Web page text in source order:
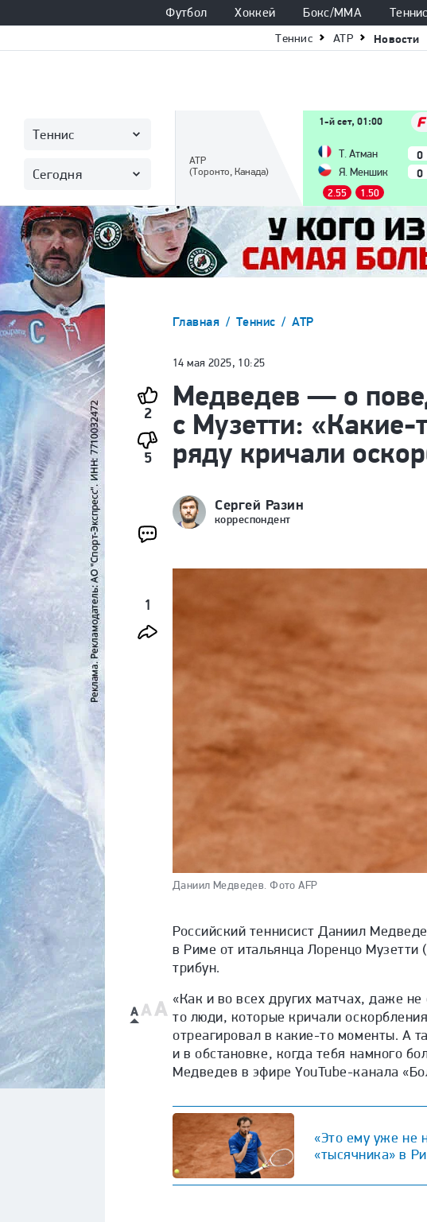
Футбол Хоккей Бокс/ММА Теннис
Теннис ATP Новости
Теннис
Сегодня
ATP
(Торонто, Канада)
1-й сет, 01:00
Т. Атман
Я. Меншик
0
0
2.55
1.50
Главная Теннис ATP
2
5
1
14 мая 2025, 10:25
Медведев — о
с Музетти:
ряду кричали
Сергей Разин
корреспондент
Даниил Медведев. Фото AFP
Российский теннисист Даниил
в Риме от итальянца Лоренцо Музетти
трибун.
«Как и во всех других матчах, даже
то люди, которые кричали
отреагировал в какие-то моменты. А
и в обстановке, когда тебя намного
Медведев в эфире YouTube-канала
«Это ему уже не
«тысячника» в